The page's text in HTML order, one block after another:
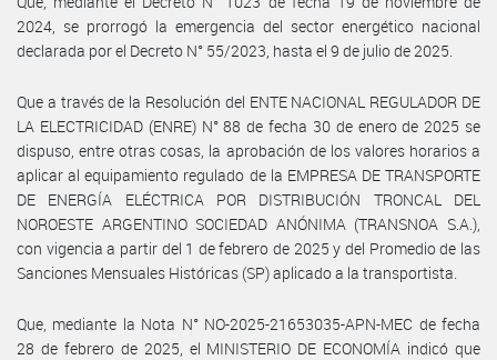
2024, se prorrogó la emergencia del sector energético nacional
declarada por el Decreto N° 55/2023, hasta el 9 de julio de 2025.
Que a través de la Resolución del ENTE NACIONAL REGULADOR DE
LA ELECTRICIDAD (ENRE) N° 88 de fecha 30 de enero de 2025 se
dispuso, entre otras cosas, la aprobación de los valores horarios a
aplicar al equipamiento regulado de la EMPRESA DE TRANSPORTE
DE ENERGÍA ELÉCTRICA POR DISTRIBUCIÓN TRONCAL DEL
NOROESTE ARGENTINO SOCIEDAD ANÓNIMA (TRANSNOA S.A.),
con vigencia a partir del 1 de febrero de 2025 y del Promedio de las
Sanciones Mensuales Históricas (SP) aplicado a la transportista.
Que, mediante la Nota N° NO-2025-21653035-APN-MEC de fecha
28 de febrero de 2025, el MINISTERIO DE ECONOMÍA indicó que